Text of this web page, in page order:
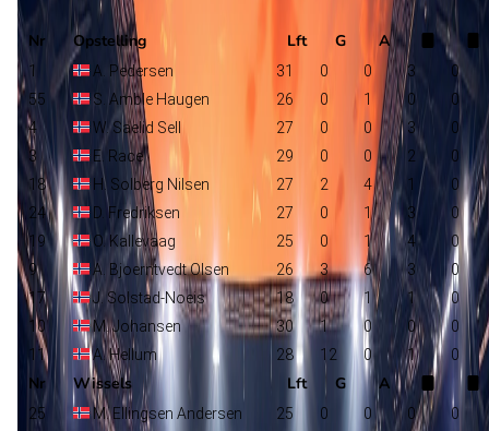
Selectie
Nr Opstelling Lft G A
1 A. Pedersen 31 0 0 3
0
55
S. Amble Haugen 26 0 1 0
0
4
W. Saelid Sell 27 0 0 3
0
3
E. Race 29 0 0 2
0
18
H. Solberg Nilsen 27 2 4 1
0
24
D. Fredriksen 27 0 1 3
0
19
O. Kallevaag 25 0 1 4
0
9
A. Bjoerntvedt Olsen 26 3 6 3
0
17
J. Solstad-Noeis 18 0 1 1
0
10
M. Johansen 30 1 0 0
0
11
A. Hellum 28 12 0 1 0
Nr Wissels Lft G A
25 M. Ellingsen Andersen 25 0 0 0
0